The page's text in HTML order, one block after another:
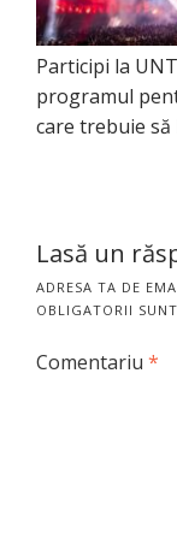
Participi la
programul
care trebuie să
Lasă un
ADRESA TA DE
OBLIGATORII
Comentariu *